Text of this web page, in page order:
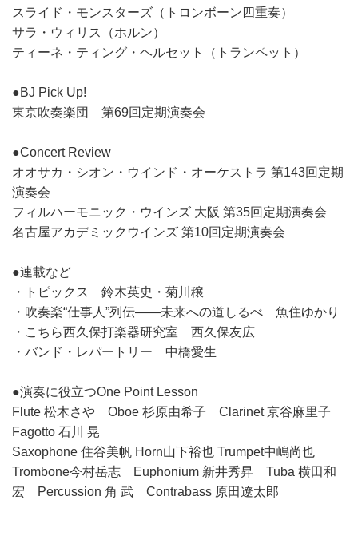
スライド・モンスターズ（トロンボーン四重奏）
サラ・ウィリス（ホルン）
ティーネ・ティング・ヘルセット（トランペット）
●BJ Pick Up!
東京吹奏楽団 第69回定期演奏会
●Concert Review
オオサカ・シオン・ウインド・オーケストラ 第143回定期
演奏会
フィルハーモニック・ウインズ 大阪 第35回定期演奏会
名古屋アカデミックウインズ 第10回定期演奏会
●連載など
・トピックス 鈴木英史・菊川穣
・吹奏楽“仕事人”列伝――未来への道しるべ 魚住ゆかり
・こちら西久保打楽器研究室 西久保友広
・バンド・レパートリー 中橋愛生
●演奏に役立つOne Point Lesson
Flute 松木さや Oboe 杉原由希子 Clarinet 京谷麻里子
Fagotto 石川 晃
Saxophone 住谷美帆 Horn山下裕也 Trumpet中嶋尚也
Trombone今村岳志 Euphonium 新井秀昇 Tuba 横田和
宏 Percussion 角 武 Contrabass 原田遼太郎